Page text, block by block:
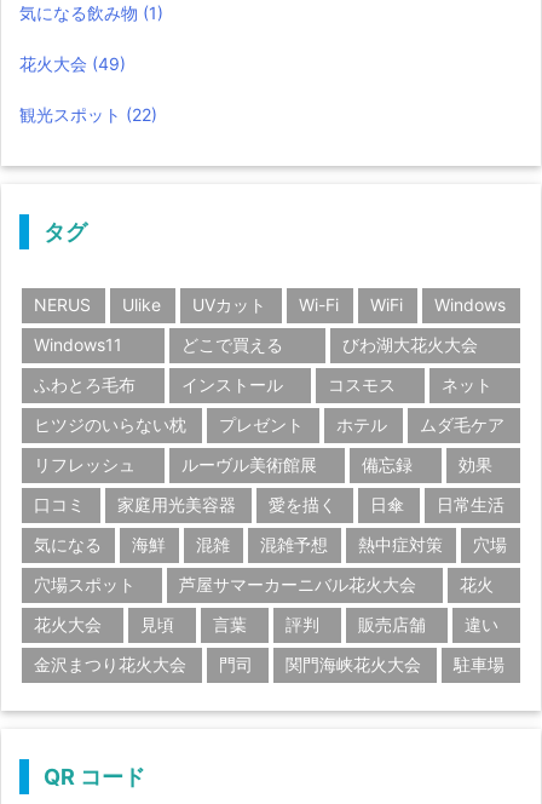
気になる飲み物 (1)
花火大会 (49)
観光スポット (22)
タグ
NERUS Ulike UVカット Wi-Fi WiFi
Windows
Windows11
どこで買える
びわ湖大花火大会
ふわとろ毛布
インストール コスモス
ネット
ヒツジのいらない枕
プレゼント ホテル
ムダ毛ケア
リフレッシュ
ルーヴル美術館展 備忘録
効果
口コミ
家庭用光美容器 愛を描く 日傘
日常生活
気になる
海鮮 混雑 混雑予想 熱中症対策
穴場
穴場スポット
芦屋サマーカーニバル花火大会
花火
花火大会
見頃 言葉 評判 販売店舗
違い
金沢まつり花火大会
門司 関門海峡花火大会 駐車場
QR コード